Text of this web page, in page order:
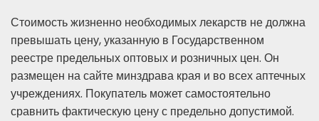
Стоимость жизненно необходимых лекарств не должна
превышать цену, указанную в Государственном
реестре предельных оптовых и розничных цен. Он
размещен на сайте минздрава края и во всех аптечных
учреждениях. Покупатель может самостоятельно
сравнить фактическую цену с предельно допустимой.